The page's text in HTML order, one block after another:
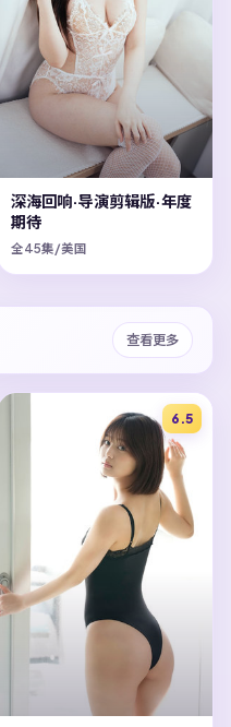
深海回响·导演剪辑版·年度
期待
全45集/美国
查看更多
6.5